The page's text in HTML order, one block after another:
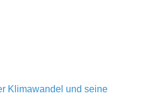
Klimawandel und seine